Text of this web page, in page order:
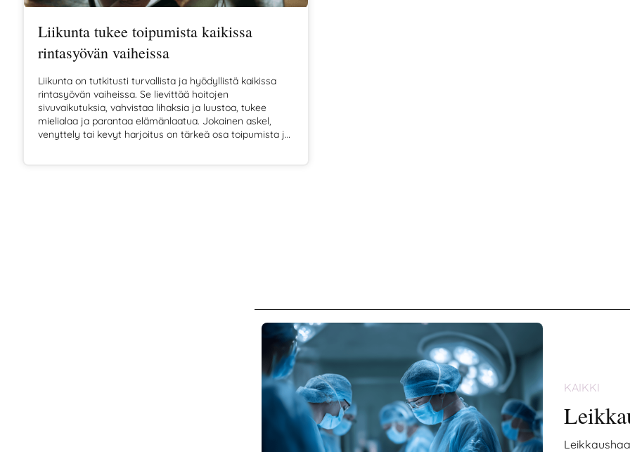
Liikunta tukee toipumista kaikissa
rintasyövän vaiheissa
Liikunta on tutkitusti turvallista ja hyödyllistä kaikissa
rintasyövän vaiheissa. Se lievittää hoitojen
sivuvaikutuksia, vahvistaa lihaksia ja luustoa, tukee
mielialaa ja parantaa elämänlaatua. Jokainen askel,
venyttely tai kevyt harjoitus on tärkeä osa toipumista ja
KAIKKI